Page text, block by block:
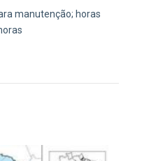
manutenção; horas